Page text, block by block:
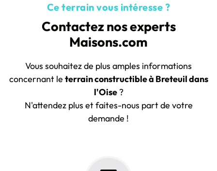
Ce terrain vous intéresse ?
Contactez nos experts
Maisons.com
Vous souhaitez de plus amples informations
concernant le terrain constructible à Breteuil dans
l'Oise?
N'attendez plus et faites-nous part de votre
demande !